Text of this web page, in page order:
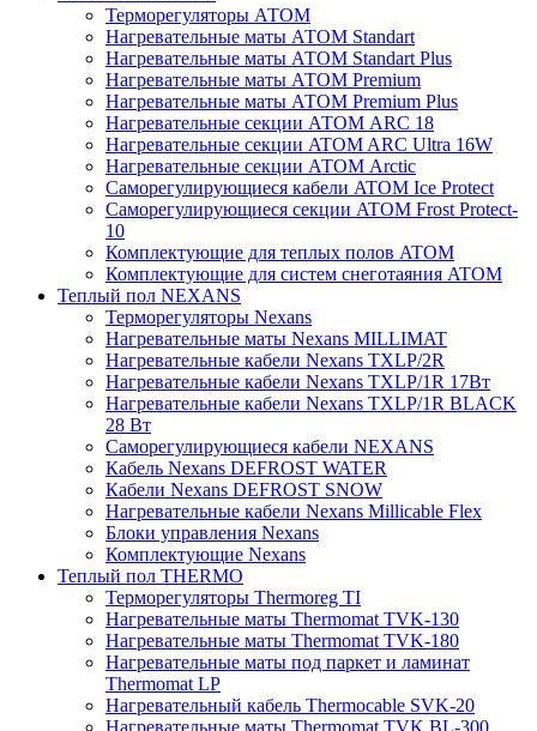
Терморегуляторы АТОМ
Нагревательные маты АТОМ Standart
Нагревательные маты АТОМ Standart Plus
Нагревательные маты АТОМ Premium
Нагревательные маты АТОМ Premium Plus
Нагревательные секции АТОМ ARC 18
Нагревательные секции ATOM ARC Ultra 16W
Нагревательные секции АТОМ Arctic
Саморегулирующиеся кабели ATOM Ice Protect
Саморегулирующиеся секции ATOM Frost Protect-
10
Комплектующие для теплых полов ATOM
Комплектующие для систем снеготаяния ATOM
Теплый пол NEXANS
Терморегуляторы Nexans
Нагревательные маты Nexans MILLIMAT
Нагревательные кабели Nexans TXLP/2R
Нагревательные кабели Nexans TXLP/1R 17Вт
Нагревательные кабели Nexans TXLP/1R BLACK
28 Вт
Саморегулирующиеся кабели NEXANS
Кабель Nexans DEFROST WATER
Кабели Nexans DEFROST SNOW
Нагревательные кабели Nexans Millicable Flex
Блоки управления Nexans
Комплектующие Nexans
Теплый пол THERMO
Терморегуляторы Thermoreg TI
Нагревательные маты Thermomat TVK-130
Нагревательные маты Thermomat TVK-180
Нагревательные маты под паркет и ламинат
Thermomat LP
Нагревательный кабель Thermocable SVK-20
Нагревательные маты Thermomat TVK BL-300